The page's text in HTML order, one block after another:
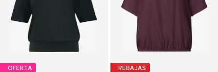
OFERTA REBAJAS